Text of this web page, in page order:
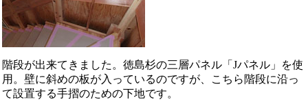
階段が出来てきました。徳島杉の三層パネル「Jパネル」を使
用。壁に斜めの板が入っているのですが、こちら階段に沿っ
て設置する手摺のための下地です。